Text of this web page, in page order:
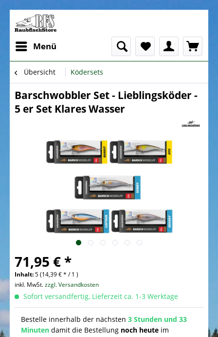
Menü
Übersicht Ködersets
Barschwobbler Set - Lieblingsköder -
5 er Set Klares Wasser
71,95 € *
Inhalt:5 (14,39 € * / 1 )
inkl. MwSt.zzgl. Versandkosten
Sofort versandfertig, Lieferzeit ca. 1-3 Werktage
Bestelle innerhalb der nächsten 3 Stunden und 33
Minuten damit die Bestellung noch heute im